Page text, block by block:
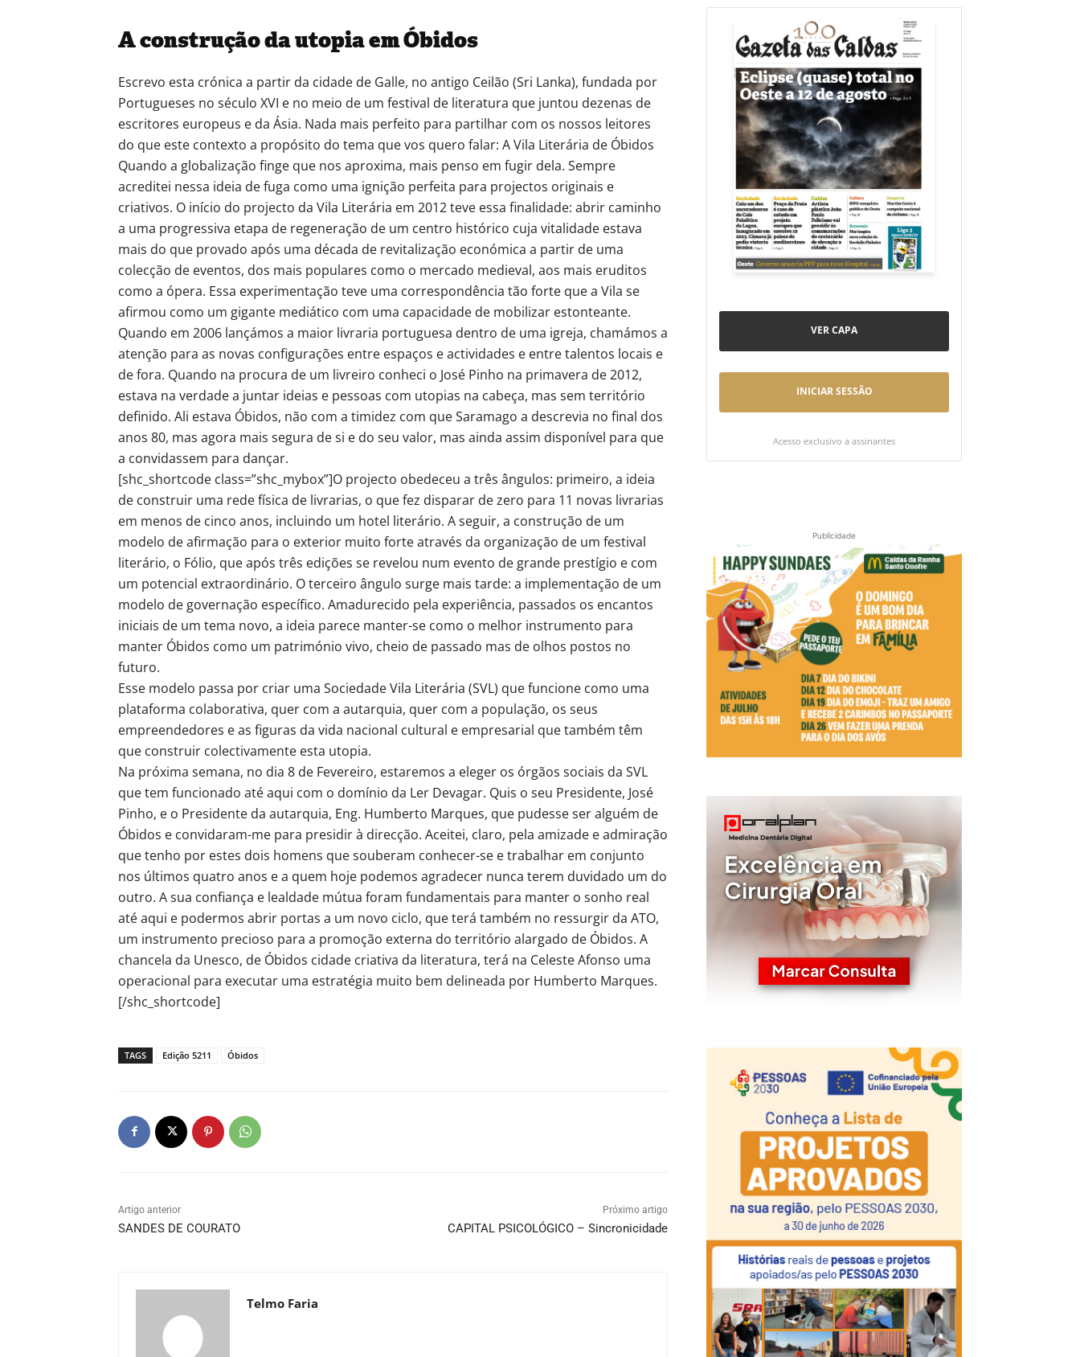
A construção da utopia em Óbidos
Escrevo esta crónica a partir da cidade de Galle, no antigo Ceilão (Sri Lanka), fundada por
Portugueses no século XVI e no meio de um festival de literatura que juntou dezenas de
escritores europeus e da Ásia. Nada mais perfeito para partilhar com os nossos leitores
do que este contexto a propósito do tema que vos quero falar: A Vila Literária de Óbidos
Quando a globalização finge que nos aproxima, mais penso em fugir dela. Sempre
acreditei nessa ideia de fuga como uma ignição perfeita para projectos originais e
criativos. O início do projecto da Vila Literária em 2012 teve essa finalidade: abrir caminho
a uma progressiva etapa de regeneração de um centro histórico cuja vitalidade estava
mais do que provado após uma década de revitalização económica a partir de uma
colecção de eventos, dos mais populares como o mercado medieval, aos mais eruditos
como a ópera. Essa experimentação teve uma correspondência tão forte que a Vila se
afirmou como um gigante mediático com uma capacidade de mobilizar estonteante.
Quando em 2006 lançámos a maior livraria portuguesa dentro de uma igreja, chamámos a
atenção para as novas configurações entre espaços e actividades e entre talentos locais e
de fora. Quando na procura de um livreiro conheci o José Pinho na primavera de 2012,
estava na verdade a juntar ideias e pessoas com utopias na cabeça, mas sem território
definido. Ali estava Óbidos, não com a timidez com que Saramago a descrevia no final dos
anos 80, mas agora mais segura de si e do seu valor, mas ainda assim disponível para que
a convidassem para dançar.
[shc_shortcode class=”shc_mybox”]O projecto obedeceu a três ângulos: primeiro, a ideia
de construir uma rede física de livrarias, o que fez disparar de zero para 11 novas livrarias
em menos de cinco anos, incluindo um hotel literário. A seguir, a construção de um
modelo de afirmação para o exterior muito forte através da organização de um festival
literário, o Fólio, que após três edições se revelou num evento de grande prestígio e com
um potencial extraordinário. O terceiro ângulo surge mais tarde: a implementação de um
modelo de governação específico. Amadurecido pela experiência, passados os encantos
iniciais de um tema novo, a ideia parece manter-se como o melhor instrumento para
manter Óbidos como um património vivo, cheio de passado mas de olhos postos no
futuro.
Esse modelo passa por criar uma Sociedade Vila Literária (SVL) que funcione como uma
plataforma colaborativa, quer com a autarquia, quer com a população, os seus
empreendedores e as figuras da vida nacional cultural e empresarial que também têm
que construir colectivamente esta utopia.
Na próxima semana, no dia 8 de Fevereiro, estaremos a eleger os órgãos sociais da SVL
que tem funcionado até aqui com o domínio da Ler Devagar. Quis o seu Presidente, José
Pinho, e o Presidente da autarquia, Eng. Humberto Marques, que pudesse ser alguém de
Óbidos e convidaram-me para presidir à direcção. Aceitei, claro, pela amizade e admiração
que tenho por estes dois homens que souberam conhecer-se e trabalhar em conjunto
nos últimos quatro anos e a quem hoje podemos agradecer nunca terem duvidado um do
outro. A sua confiança e lealdade mútua foram fundamentais para manter o sonho real
até aqui e podermos abrir portas a um novo ciclo, que terá também no ressurgir da ATO,
um instrumento precioso para a promoção externa do território alargado de Óbidos. A
chancela da Unesco, de Óbidos cidade criativa da literatura, terá na Celeste Afonso uma
operacional para executar uma estratégia muito bem delineada por Humberto Marques.
[/shc_shortcode]
TAGS Edição 5211 Óbidos
Artigo anterior
SANDES DE COURATO
Próximo artigo
CAPITAL PSICOLÓGICO – Sincronicidade
Telmo Faria
VER CAPA
INICIAR SESSÃO
Acesso exclusivo a assinantes
Publicidade